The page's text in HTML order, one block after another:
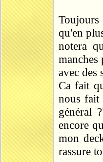
qu'en
notera
avec des
Ca fait
nous
général
encore
mon
rassure